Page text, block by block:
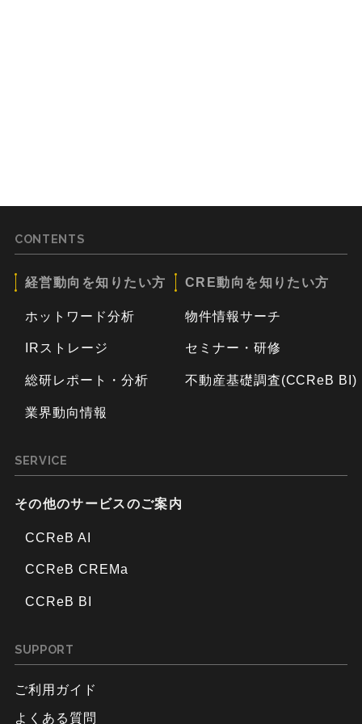
CONTENTS
経営動向を知りたい方
ホットワード分析
IRストレージ
総研レポート・分析
業界動向情報
CRE動向を知りたい方
物件情報サーチ
セミナー・研修
不動産基礎調査(CCReB BI)
SERVICE
その他のサービスのご案内
CCReB AI
CCReB CREMa
CCReB BI
SUPPORT
ご利用ガイド
よくある質問